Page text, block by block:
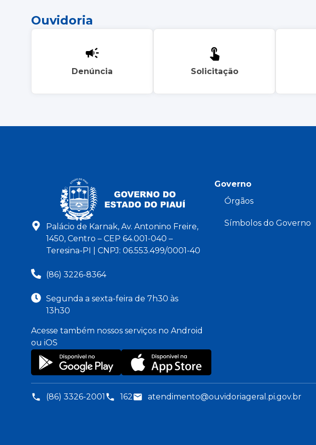
Ouvidoria
Denúncia Solicitação
Palácio de Karnak, Av. Antonino Freire,
1450, Centro – CEP 64.001-040 –
Teresina-PI | CNPJ: 06.553.499/0001-40
(86) 3226-8364
Segunda a sexta-feira de 7h30 às
13h30
Acesse também nossos serviços no Android
ou iOS
Governo
Órgãos
Símbolos do Governo
(86) 3326-2001 162 atendimento@ouvidoriageral.pi.gov.br